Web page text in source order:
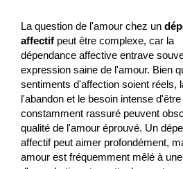
La question de l'amour chez un
affectifpeut être complexe, car la
dépendance affective entrave
expression saine de l'amour. Bien
sentiments d'affection soient réels,
l'abandon et le besoin intense d'être
constamment rassuré peuvent
qualité de l'amour éprouvé. Un
affectif peut aimer profondément,
amour est fréquemment mêlé à